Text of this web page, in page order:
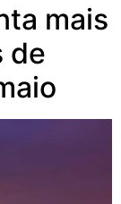
mais
de